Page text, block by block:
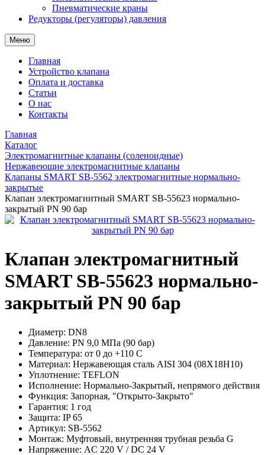
Пневматические краны
Редукторы (регуляторы) давления
Меню
Главная
Устройство клапана
Оплата и доставка
Статьи
О нас
Контакты
Главная
Каталог
Электромагнитные клапаны (соленоидные)
Нержавеющие электромагнитные клапаны
Клапаны SMART SB-5562 электромагнитные нормально-
закрытые
Клапан электромагнитный SMART SB-55623 нормально-
закрытый PN 90 бар
Клапан электромагнитный
SMART SB-55623 нормально-
закрытый PN 90 бар
Диаметр: DN8
Давление: PN 9,0 МПа (90 бар)
Температура: от 0 до +110 С
Материал: Нержавеющая сталь AISI 304 (08Х18Н10)
Уплотнение: TEFLON
Исполнение: Нормально-Закрытый, непрямого действия
Функция: Запорная, "Открыто-Закрыто"
Гарантия: 1 год
Защита: IP 65
Артикул: SB-5562
Монтаж: Муфтовый, внутренняя трубная резьба G
Напряжение: AC 220 V / DC 24 V